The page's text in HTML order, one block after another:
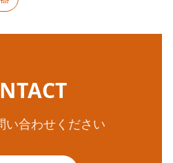
い合わせください